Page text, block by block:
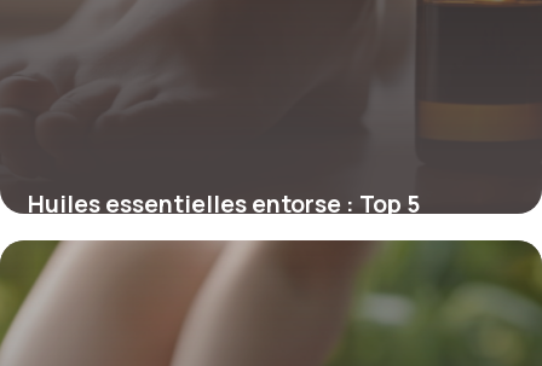
Huiles essentielles entorse : Top 5
efficaces
7 mai 2026